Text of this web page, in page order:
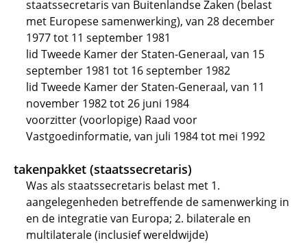
staatssecretaris van Buitenlandse Zaken (belast
met Europese samenwerking), van 28 december
1977 tot 11 september 1981
lid Tweede Kamer der Staten-Generaal, van 15
september 1981 tot 16 september 1982
lid Tweede Kamer der Staten-Generaal, van 11
november 1982 tot 26 juni 1984
voorzitter (voorlopige) Raad voor
Vastgoedinformatie, van juli 1984 tot mei 1992
takenpakket (staatssecretaris)
Was als staatssecretaris belast met 1.
aangelegenheden betreffende de samenwerking in
en de integratie van Europa; 2. bilaterale en
multilaterale (inclusief wereldwijde)